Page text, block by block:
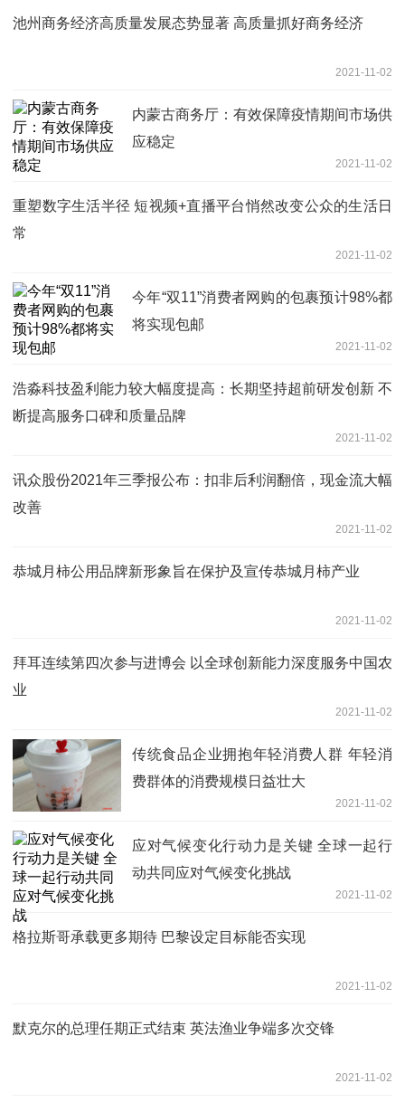
池州商务经济高质量发展态势显著 高质量抓好商务经济
2021-11-02
内蒙古商务厅：有效保障疫情期间市场供
应稳定
2021-11-02
重塑数字生活半径 短视频+直播平台悄然改变公众的生活日
常
2021-11-02
今年“双11”消费者网购的包裹预计98%都
将实现包邮
2021-11-02
浩淼科技盈利能力较大幅度提高：长期坚持超前研发创新 不
断提高服务口碑和质量品牌
2021-11-02
讯众股份2021年三季报公布：扣非后利润翻倍，现金流大幅
改善
2021-11-02
恭城月柿公用品牌新形象旨在保护及宣传恭城月柿产业
2021-11-02
拜耳连续第四次参与进博会 以全球创新能力深度服务中国农
业
2021-11-02
传统食品企业拥抱年轻消费人群 年轻消
费群体的消费规模日益壮大
2021-11-02
应对气候变化行动力是关键 全球一起行
动共同应对气候变化挑战
2021-11-02
格拉斯哥承载更多期待 巴黎设定目标能否实现
2021-11-02
默克尔的总理任期正式结束 英法渔业争端多次交锋
2021-11-02